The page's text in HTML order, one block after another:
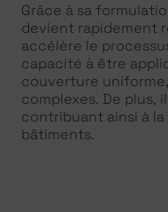
Grâce à sa
devient rapidement
accélère le
capacité à être
couverture
complexes. De plus,
contribuant ainsi à
bâtiments.